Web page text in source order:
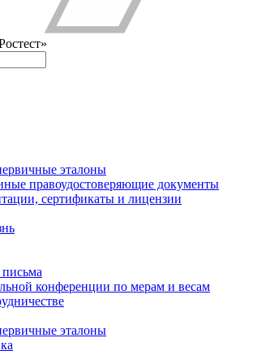
эталоны
правоудостоверяющие документы
сертификаты и лицензии
конференции по мерам и весам
эталоны